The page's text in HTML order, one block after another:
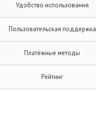
Удобство использования
Пользовательская поддержка
Платёжные методы
Рейтинг